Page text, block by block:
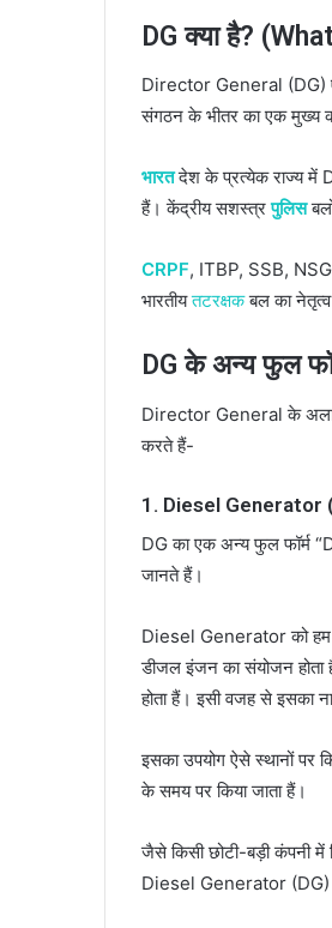
DG क्या है?
Director General (DG) एक
संगठन के भीतर का एक मुख्य
भारतदेश के प्रत्येक राज्य
हैं। केंद्रीय सशस्त्रपुलिस
CRPF, ITBP, SSB, NSG
भारतीयतटरक्षकबल का नेतृत्व
DG के अन्य फुल
Director General के
करते हैं-
1. Diesel Generator
DG का एक अन्य फुल फॉर्म
जानते हैं।
Diesel Generator को हम
डीजल इंजन का संयोजन
होता हैं। इसी वजह से इसका
इसका उपयोग ऐसे स्थानों पर
के समय पर किया जाता हैं।
जैसे किसी छोटी-बड़ी कंपनी
Diesel Generator (DG)